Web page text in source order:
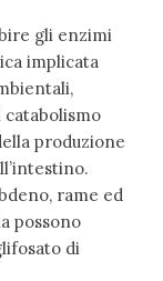
gli enzimi
implicata
catabolismo
produzione
rame ed
possono
di